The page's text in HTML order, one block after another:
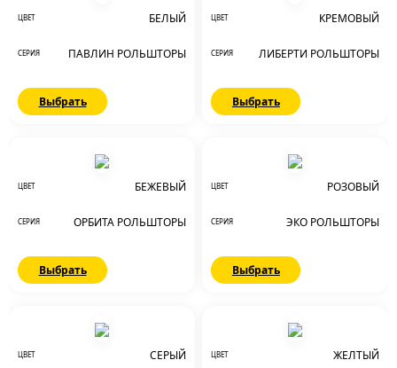
ЦВЕТ БЕЛЫЙ
СЕРИЯ ПАВЛИН РОЛЬШТОРЫ
Выбрать
ЦВЕТ КРЕМОВЫЙ
СЕРИЯ ЛИБЕРТИ РОЛЬШТОРЫ
Выбрать
ЦВЕТ БЕЖЕВЫЙ
СЕРИЯ ОРБИТА РОЛЬШТОРЫ
Выбрать
ЦВЕТ РОЗОВЫЙ
СЕРИЯ ЭКО РОЛЬШТОРЫ
Выбрать
ЦВЕТ СЕРЫЙ ЦВЕТ ЖЕЛТЫЙ